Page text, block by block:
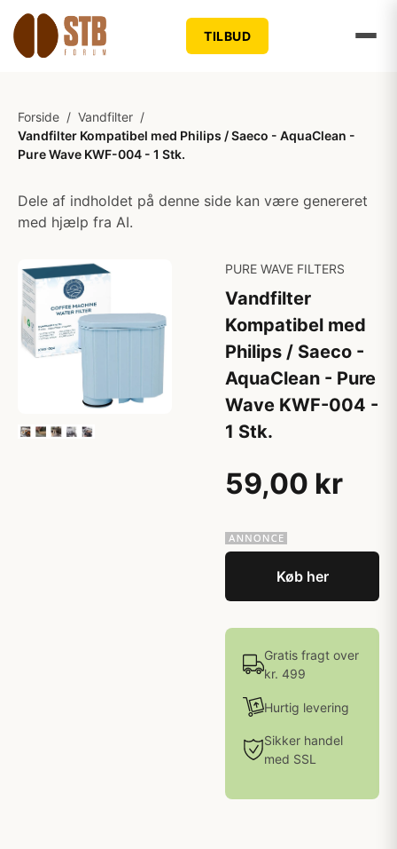
TILBUD
Forside / Vandfilter /
Vandfilter Kompatibel med Philips / Saeco - AquaClean -
Pure Wave KWF-004 - 1 Stk.
Dele af indholdet på denne side kan være genereret
med hjælp fra AI.
PURE WAVE FILTERS
Vandfilter
Kompatibel med
Philips / Saeco -
AquaClean - Pure
Wave KWF-004 -
1 Stk.
59,00 kr
Køb her
Gratis fragt over
kr. 499
Hurtig levering
Sikker handel
med SSL